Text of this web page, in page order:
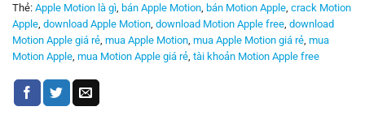
Thẻ: Apple Motion là gì bán Apple Motion bán Motion Apple crack Motion
Apple download Apple Motion download Motion Apple free download
Motion Apple giá rẻ mua Apple Motion mua Apple Motion giá rẻ mua
Motion Apple mua Motion Apple giá rẻ tài khoản Motion Apple free